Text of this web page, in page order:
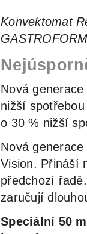
Konvektomat
Nová
nižší
o 30 % nižší
Nová
Vision. Přináší
předchozí
zaručují
Speciální 50